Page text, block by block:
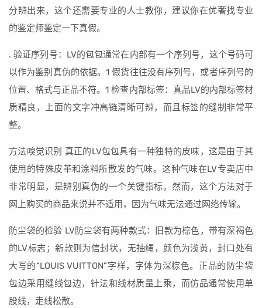
分辨出来，这个还需要专业的人士教你，建议你在优奢找专业
的鉴定师鉴定一下真假。
. 验证序列号：LV的包包通常在内部有一个序列号，这个号码可
以作为鉴别真伪的依据。1 假货往往没有序列号，或者序列号的
位置、格式与正品不符。1 检查内部标签：真品LV的内部标签材
质精良，上面的文字冲高链清晰可辨，而且标签的缝制非常平
整。
方法嗅觉识别 真正的LV包包具有一种独特的皮味，这是由于其
使用的特殊皮革和涂料所散发的气味。这种气味在LV专卖店中
非常明显，是辨别真伪的一个关键指标。然而，这个方法对于
网上购买的商品来说并不适用，因为气味无法通过网络传输。
防尘袋的检验 LV防尘袋有两种款式：旧款为棕色，带有深褐色
的LV标志；新款则为信封状，无抽绳，颜色为浅黄，封口处有
大写的“LOUIS VUITTON”字样，字体为深棕色。正品的防尘袋
包边采用缝线包边，针法和线材质量上乘，而仿品通常使用单
股线，走线松散。